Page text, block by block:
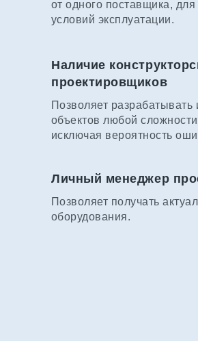
от одного поставщика,
условий эксплуатации.
Наличие
проектировщиков
Позволяет
объектов любой
исключая вероятность
Личный менеджер
Позволяет получать
оборудования.